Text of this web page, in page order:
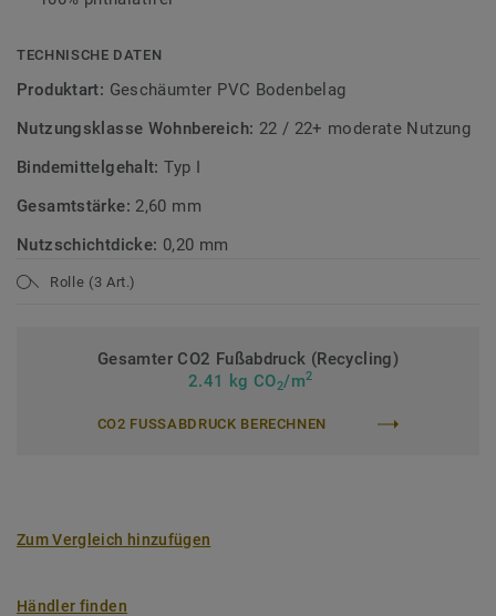
TECHNISCHE DATEN
Produktart: Geschäumter PVC Bodenbelag
Nutzungsklasse Wohnbereich: 22 / 22+ moderate Nutzung
Bindemittelgehalt:Typ I
Gesamtstärke: 2,60 mm
Nutzschichtdicke: 0,20 mm
Rolle (3 Art.)
Gesamter CO2 Fußabdruck (Recycling)
2.41 kg CO2/m2
CO2 FUSSABDRUCK BERECHNEN
Zum Vergleich hinzufügen
Händler finden